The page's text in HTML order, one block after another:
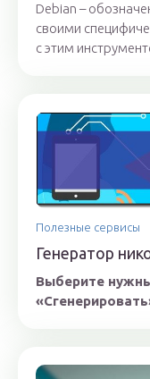
Debian –
своими
с этим
Полезные сервисы
Генератор
Выберите